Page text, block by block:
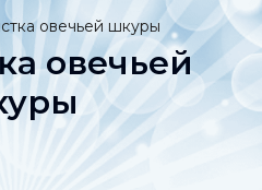
овечьей шкуры
овечьей